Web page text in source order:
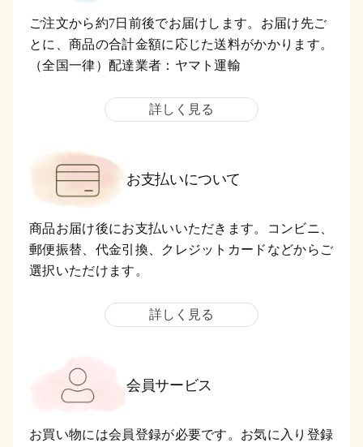
ご注文から約7日前後でお届けします。お届け先ご
とに、商品の合計金額に応じた送料がかかります。
（全国一律）配達業者：ヤマト運輸
詳しく見る
お支払いについて
商品お届け後にお支払いいただきます。コンビニ、
郵便振替、代金引換、クレジットカードなどからご
選択いただけます。
詳しく見る
会員サービス
お買い物には会員登録が必要です。お気に入り登録